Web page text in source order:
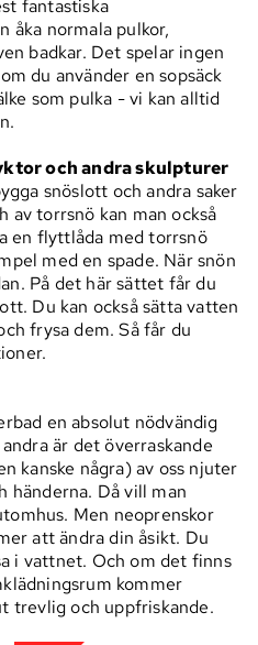
fantastiska
åka normala pulkor,
badkar. Det spelar ingen
du använder en sopsäck
som pulka - vi kan alltid
och andra skulpturer
snöslott och andra saker
av torrsnö kan man också
en flyttlåda med torrsnö
med en spade. När snön
På det här sättet får du
Du kan också sätta vatten
frysa dem. Så får du
en absolut nödvändig
är det överraskande
kanske några) av oss njuter
händerna. Då vill man
Men neoprenskor
att ändra din åsikt. Du
i vattnet. Och om det finns
kommer
trevlig och uppfriskande.